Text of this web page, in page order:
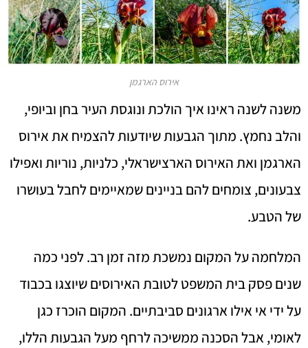
אירוס הארגמן
משנה לשנה ראינו איך הולכת ונוגסת העיר בחן וביופי,
והלב נחמץ. מתוך הגבעות שיודעות להצמיח את אירוס
הארגמן ואת האירוס הארצישראלי, כלניות, נוריות ואפילו
צבעונים, צומחים להם בניינים שמאיימים לחבל בעושרו
של הטבע.
המלחמה על המקום נמשכת מזה זמן רב. לפני כמה
שנים פסק בית המשפט לטובת האירוסים שיוצגו בכבוד
על ידי אי אילו ארגונים סביבתיים. המקום הוכרז כגן
לאומי, אבל הסכנה ממשיכה לרחף מעל הגבעות הללו,